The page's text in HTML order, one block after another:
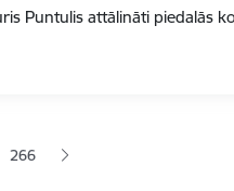
Puntulis attālināti piedalās
266